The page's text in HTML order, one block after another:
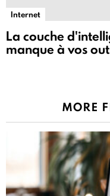
Internet
La couche
manque à vos
MORE